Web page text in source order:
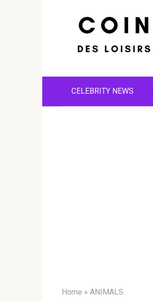
CELEBRITY NEWS
Home » ANIMALS